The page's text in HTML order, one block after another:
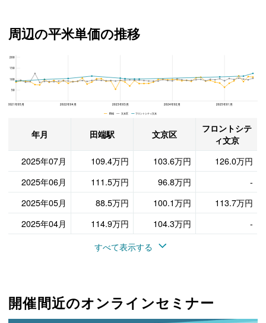
周辺の平米単価の推移
フロントシティ文京、文京区と田端駅の周辺の平米単価の推移
2021年05月 2022年04月 2023年03月 2024年02月 2025年01月
200
150
100
50
田端 文京区 フロントシティ文京
年月 田端駅 文京区
フロントシテ
ィ文京
2025年07月
109.4万円 103.6万円
126.0万円
2025年06月
111.5万円 96.8万円
-
2025年05月
88.5万円 100.1万円
113.7万円
2025年04月
114.9万円 104.3万円
-
すべて表示する
開催間近のオンラインセミナー